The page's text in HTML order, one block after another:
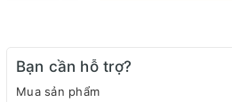
Bạn cần hỗ trợ?
Mua sản phẩm